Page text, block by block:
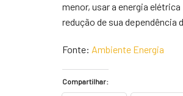
menor, usar a energia
redução de sua
Fonte: Ambiente Energia
Compartilhar: